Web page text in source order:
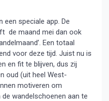
een speciale app. De
de maand mei dan ook
Een totaal
voor deze tijd. Juist nu is
en fit te blijven, dus zij
oud (uit heel West-
motiveren om
wandelschoenen aan te